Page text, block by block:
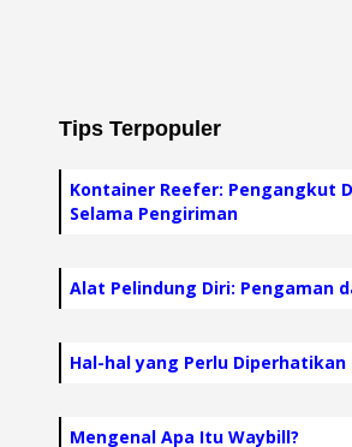
Tips Terpopuler
Kontainer Reefer: Pengangkut
Selama Pengiriman
Alat Pelindung Diri: Pengaman
Hal-hal yang Perlu
Mengenal Apa Itu Waybill?